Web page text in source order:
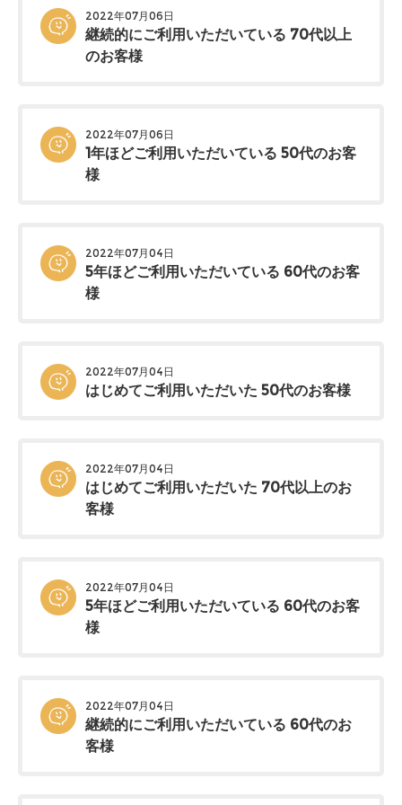
2022年07月06日
継続的にご利用いただいている 70代以上
のお客様
2022年07月06日
1年ほどご利用いただいている 50代のお客
様
2022年07月04日
5年ほどご利用いただいている 60代のお客
様
2022年07月04日
はじめてご利用いただいた 50代のお客様
2022年07月04日
はじめてご利用いただいた 70代以上のお
客様
2022年07月04日
5年ほどご利用いただいている 60代のお客
様
2022年07月04日
継続的にご利用いただいている 60代のお
客様